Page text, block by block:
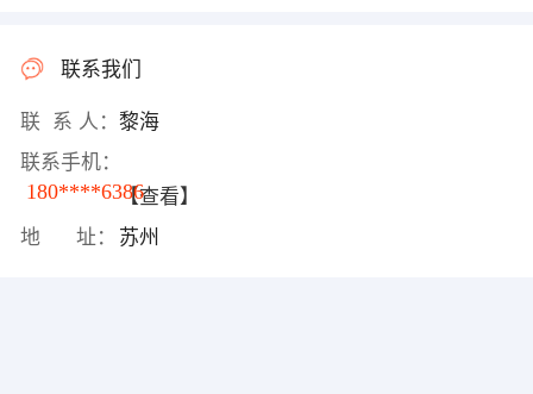
联系我们
联 系 人： 黎海
联系手机：
180****6386【查看】
地 址：
苏州